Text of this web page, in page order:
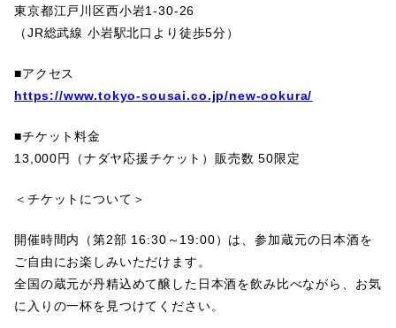
東京都江戸川区西小岩1-30-26
（JR総武線 小岩駅北口より徒歩5分）
■アクセス
https://www.tokyo-sousai.co.jp/new-ookura/
■チケット料金
13,000円（ナダヤ応援チケット）販売数 50限定
＜チケットについて＞
開催時間内（第2部 16:30～19:00）は、参加蔵元の日本酒を
ご自由にお楽しみいただけます。
全国の蔵元が丹精込めて醸した日本酒を飲み比べながら、お気
に入りの一杯を見つけてください。